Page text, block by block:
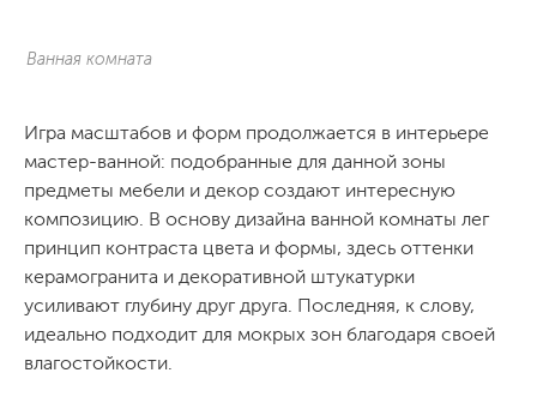
Ванная комната
Игра масштабов и форм продолжается в интерьере
мастер-ванной: подобранные для данной зоны
предметы мебели и декор создают интересную
композицию. В основу дизайна ванной комнаты лег
принцип контраста цвета и формы, здесь оттенки
керамогранита и декоративной штукатурки
усиливают глубину друг друга. Последняя, к слову,
идеально подходит для мокрых зон благодаря своей
влагостойкости.